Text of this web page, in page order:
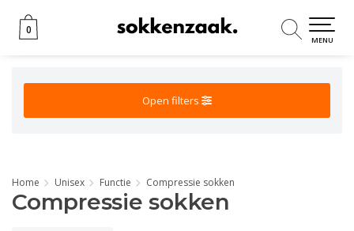
0
0
MENU
Open filters
Home Unisex Functie Compressie sokken
Compressie sokken